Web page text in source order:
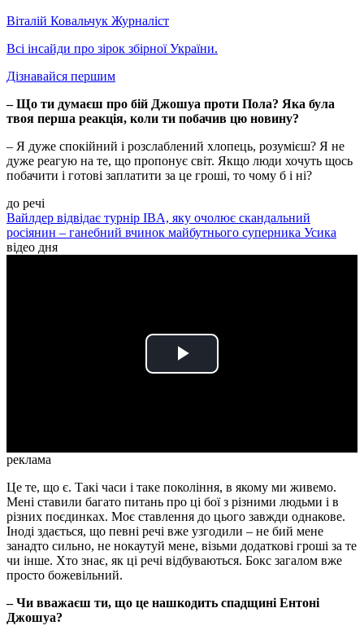
Віталій Ковальчук Журналіст
Всі інсайди про зірок збірної України.
Дізнавайся першим
– Що ти думаєш про бій Джошуа проти Пола? Яка була
твоя перша реакція, коли ти побачив цю новину?
– Я дуже спокійний і розслаблений хлопець, розумієш? Я не
дуже реагую на те, що пропонує світ. Якщо люди хочуть щось
побачити і готові заплатити за це гроші, то чому б і ні?
до речі
Вайлдер відвідає турнір IBA, яку очолює скандальний
росіянин – ганебний вчинок майбутнього суперника Усика
відео дня
Play
реклама
Це те, що є. Такі часи і таке покоління, в якому ми живемо.
Мені ставили багато питань про ці бої з різними людьми і в
різних поєдинках. Моє ставлення до цього завжди однакове.
Іноді здається, що певні речі вже узгодили – не бий мене
занадто сильно, не нокаутуй мене, візьми додаткові гроші за те
чи інше. Хто знає, як ці речі відбуваються. Бокс загалом вже
просто божевільний.
– Чи вважаєш ти, що це нашкодить спадщині Ентоні
Джошуа?